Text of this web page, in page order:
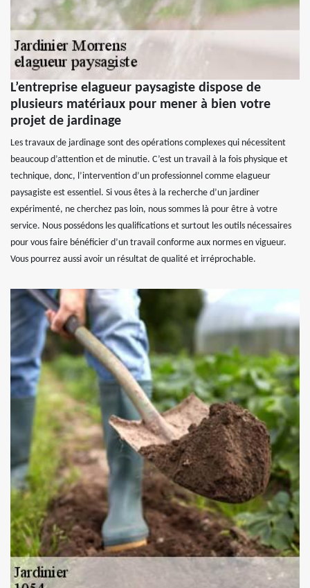
L’entreprise elagueur paysagiste dispose de
plusieurs matériaux pour mener à bien votre
projet de jardinage
Les travaux de jardinage sont des opérations complexes qui nécessitent
beaucoup d’attention et de minutie. C’est un travail à la fois physique et
technique, donc, l’intervention d’un professionnel comme elagueur
paysagiste est essentiel. Si vous êtes à la recherche d’un jardiner
expérimenté, ne cherchez pas loin, nous sommes là pour être à votre
service. Nous possédons les qualifications et surtout les outils nécessaires
pour vous faire bénéficier d’un travail conforme aux normes en vigueur.
Vous pourrez aussi avoir un résultat de qualité et irréprochable.